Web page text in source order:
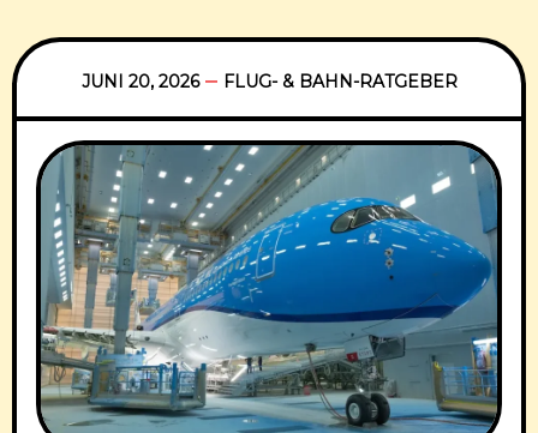
JUNI 20, 2026 FLUG- & BAHN-RATGEBER